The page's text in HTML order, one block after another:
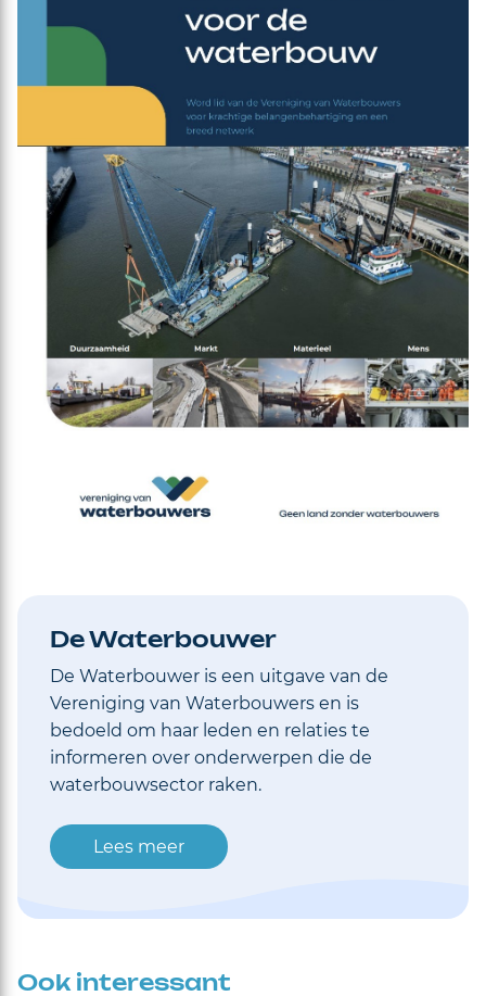
De Waterbouwer
De Waterbouwer is een uitgave van de
Vereniging van Waterbouwers en is
bedoeld om haar leden en relaties te
informeren over onderwerpen die de
waterbouwsector raken.
Lees meer
Ook interessant